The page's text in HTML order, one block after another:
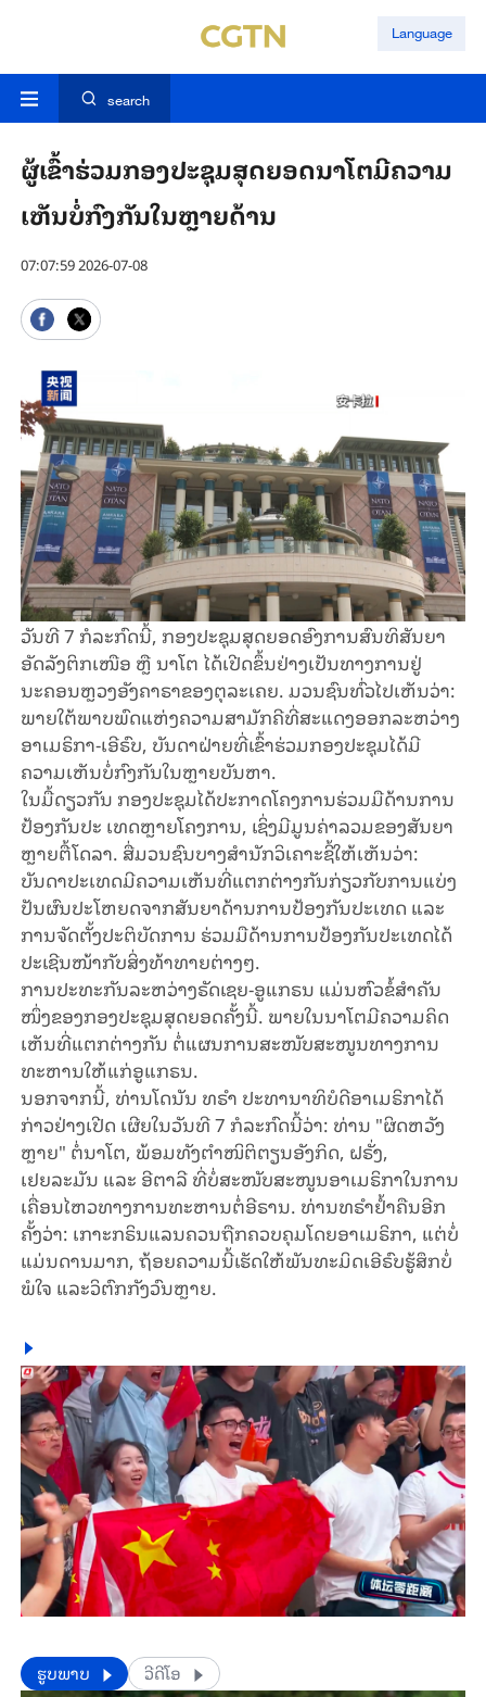
Language
search
ຜູ້ເຂົ້າຮ່ວມກອງປະຊຸມສຸດຍອດນາໂຕມີຄວາມ​
ເຫັນ​ບໍ່​ກົງ​ກັນ​ໃນຫຼາຍດ້ານ
07:07:59 2026-07-08
ວັນທີ 7 ກໍລະກົດນີ້, ກອງປະຊຸມສຸດຍອດອົງ​ການ​ສົນ​ທິ​ສັນ​ຍາ​
ອັດ​ລັງ​ຕິກ​ເໜືອ ຫຼື ນາໂຕ ໄດ້ເປີດຂຶ້ນຢ່າງເປັນທາງການ​ຢູ່
ນະຄອນຫຼວງອັງ​ຄາຣາຂອງຕຸ​ລະ​ເຄຍ. ມວນຊົນທົ່ວໄປເຫັນວ່າ:
ພາຍໃຕ້ພາບພົດແຫ່ງຄວາມສາມັກຄີທີ່​ສະ​ແດງ​ອອກ​ລະ​ຫວ່າງ
ອາເມຣິກາ-ເອີຣົບ, ບັນດາຝ່າຍທີ່ເຂົ້າຮ່ວມກອງປະຊຸມໄດ້ມີ
ຄວາມ​ເຫັນ​ບໍ່​ກົງ​ກັນ​ໃນຫຼາຍບັນຫາ.
​ໃນ​ມື້​ດຽວ​ກັນ ກອງປະຊຸມໄດ້ປະກາດໂຄງການຮ່ວມມືດ້ານການ
ປ້ອງກັນປະ ເທດຫຼາຍໂຄງການ, ເຊິ່ງມີມູນຄ່າລວມ​ຂອງສັນຍາ
ຫຼາຍຕື້ໂດລາ. ສື່ມວນຊົນບາງ​ສຳ​ນັກວິເຄາະຊີ້ໃຫ້ເຫັນວ່າ:
ບັນດາປະເທດມີຄວາມເຫັນທີ່ແຕກຕ່າງກັນກ່ຽວ​ກັບການແບ່ງ​
ປັນຜົນປະໂຫຍດຈາກສັນຍາດ້ານ​ການປ້ອງກັນປະເທດ ແລະ
ການຈັດຕັ້ງປະຕິບັດການ ຮ່ວມມືດ້ານ​ການປ້ອງກັນປະເທດໄດ້​
ປະເຊີນ​ໜ້າກັບ​ສິ່ງທ້າທາຍ​ຕ່າງໆ.
​ການ​ປະ​ທະ​ກັນ​ລະ​ຫວ່າງ​ຣັດເຊຍ-ອູແກຣນ ແມ່ນຫົວຂໍ້ສຳຄັນ
ໜຶ່ງ​ຂອງກອງປະຊຸມສຸດຍອດຄັ້ງນີ້. ພາຍໃນນາໂຕມີຄວາມຄິດ
ເຫັນທີ່ແຕກຕ່າງກັນ ຕໍ່ແຜນການສະໜັບສະໜູນທາງ​ການ
ທະຫານໃຫ້ແກ່ອູແກຣນ.
ນອກຈາກນີ້, ທ່ານໂດ​ນັນ ທຣຳ ​ປະ​ທາ​ນາ​ທິ​ບໍ​ດີ​ອາ​ເມ​ຣິ​ກາໄດ້
ກ່າວຢ່າງເປີດ ເຜີຍໃນວັນທີ 7 ​ກໍ​ລະ​ກົດ​ນີ້ວ່າ: ທ່ານ "ຜິດຫວັງ
ຫຼາຍ" ຕໍ່ນາໂຕ, ພ້ອມທັງຕຳ​ໜິ​ຕິ​ຕຽນອັງກິດ, ຝຣັ່ງ,
ເຢຍລະມັນ ແລະ ອີຕາລີ ທີ່ບໍ່ສະໜັບສະໜູນອາເມ​ຣິກາ​​ໃນການ​
ເຄື່ອນ​ໄຫວທາງການທະຫານຕໍ່ອີຣານ. ທ່ານທຣຳຢ້ຳ​ຄືນ​ອີກ​
ຄັ້ງ​ວ່າ: ເກາະກ​​ຣິນ​​ແລນຄວນ​ຖືກ​ຄວບ​ຄຸມ​ໂດຍ​ອາເມ​ຣິ​ກາ, ​ແຕ່​ບໍ່​
ແມ່ນ​ດານ​ມາກ, ຖ້ອຍ​ຄວາມນີ້​ເຮັດ​ໃຫ້​ພັນ​ທະ​ມິດ​ເອີ​ຣົບ​ຮູ້​ສຶກບໍ່
ພໍໃຈ ແລະວິ​ຕົກ​ກັງ​ວົນ​ຫຼາຍ.
​​ຮູບພາບ ວີດີໂອ